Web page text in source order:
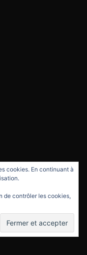
cookies. En continuant à
de contrôler les cookies,